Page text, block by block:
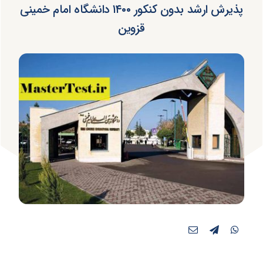
پذیرش ارشد بدون کنکور ۱۴۰۰ دانشگاه امام خمینی
قزوین